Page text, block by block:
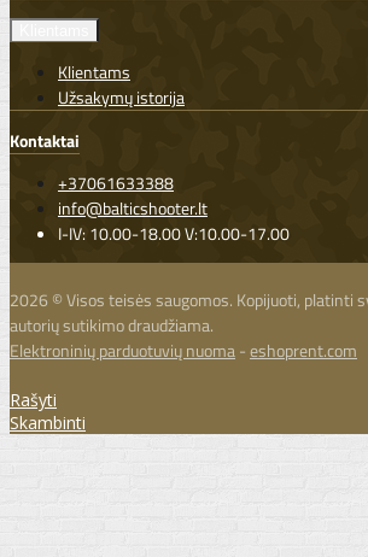
Klientams
Užsakymų istorija
Kontaktai
+37061633388
info@balticshooter.lt
I-IV: 10.00-18.00 V:10.00-17.00
2026 © Visos teisės saugomos. Kopijuoti, platinti
autorių sutikimo draudžiama.
Elektroninių parduotuvių nuoma-eshoprent.com
Rašyti
Skambinti